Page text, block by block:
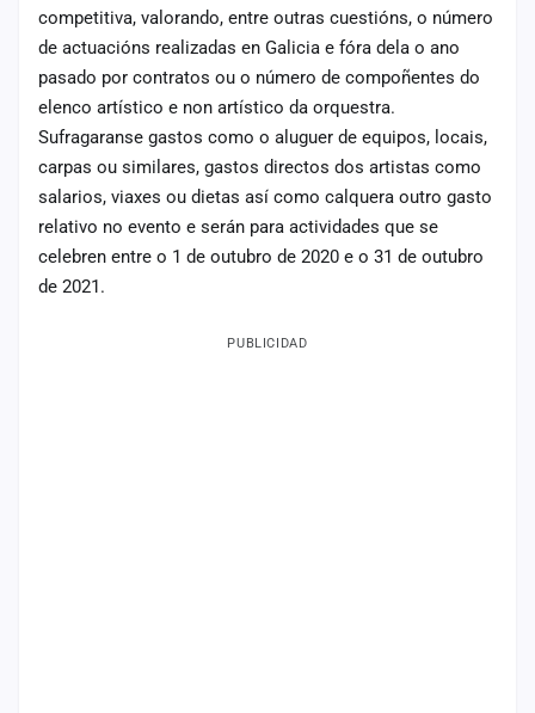
competitiva, valorando, entre outras cuestións, o número
de actuacións realizadas en Galicia e fóra dela o ano
pasado por contratos ou o número de compoñentes do
elenco artístico e non artístico da orquestra.
Sufragaranse gastos como o aluguer de equipos, locais,
carpas ou similares, gastos directos dos artistas como
salarios, viaxes ou dietas así como calquera outro gasto
relativo no evento e serán para actividades que se
celebren entre o 1 de outubro de 2020 e o 31 de outubro
de 2021.
PUBLICIDAD